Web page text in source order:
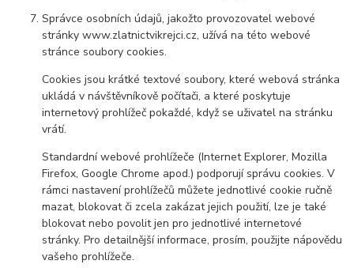
Správce osobních údajů, jakožto provozovatel webové
stránky www.zlatnictvikrejci.cz, užívá na této webové
stránce soubory cookies.
Cookies jsou krátké textové soubory, které webová stránka
ukládá v návštěvníkově počítači, a které poskytuje
internetový prohlížeč pokaždé, když se uživatel na stránku
vrátí.
Standardní webové prohlížeče (Internet Explorer, Mozilla
Firefox, Google Chrome apod.) podporují správu cookies. V
rámci nastavení prohlížečů můžete jednotlivé cookie ručně
mazat, blokovat či zcela zakázat jejich použití, lze je také
blokovat nebo povolit jen pro jednotlivé internetové
stránky. Pro detailnější informace, prosím, použijte nápovědu
vašeho prohlížeče.